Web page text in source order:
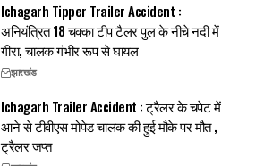
Ichagarh Tipper Trailer Accident :
अनियंत्रित 18 चक्का टीप टैलर पुल के नीचे नदी में
गीरा, चालक गंभीर रूप से घायल
झारखंड
Ichagarh Trailer Accident : ट्रैलर के चपेट में
आने से टीवीएस मोपेड चालक की हुई मौके पर मौत ,
ट्रैलर जप्त